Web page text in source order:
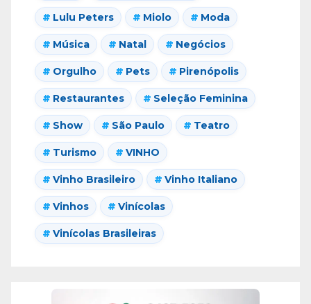
Lulu Peters Miolo Moda
Música Natal Negócios
Orgulho Pets Pirenópolis
Restaurantes Seleção Feminina
Show São Paulo Teatro
Turismo VINHO
Vinho Brasileiro Vinho Italiano
Vinhos Vinícolas
Vinícolas Brasileiras